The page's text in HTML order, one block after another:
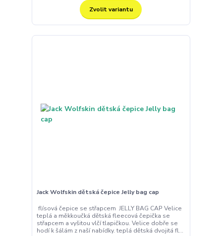
Zvolit variantu
Jack Wolfskin dětská čepice Jelly bag cap
flísová čepice se střapcem JELLY BAG CAP Velice
teplá a měkkoučká dětská fleecová čepička se
střapcem a vyšitou vlčí tlapičkou. Velice dobře se
hodí k šálám z naší nabídky. teplá dětská dvojitá fl...